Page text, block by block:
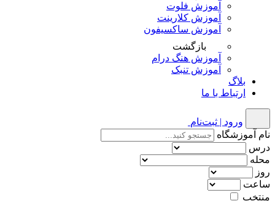
آموزش فلوت
آموزش کلارینت
آموزش ساکسیفون
بازگشت
آموزش هنگ درام
آموزش تنبک
بلاگ
ارتباط با ما
ورود | ثبت‌نام
نام آموزشگاه
درس
محله
روز
ساعت
منتخب